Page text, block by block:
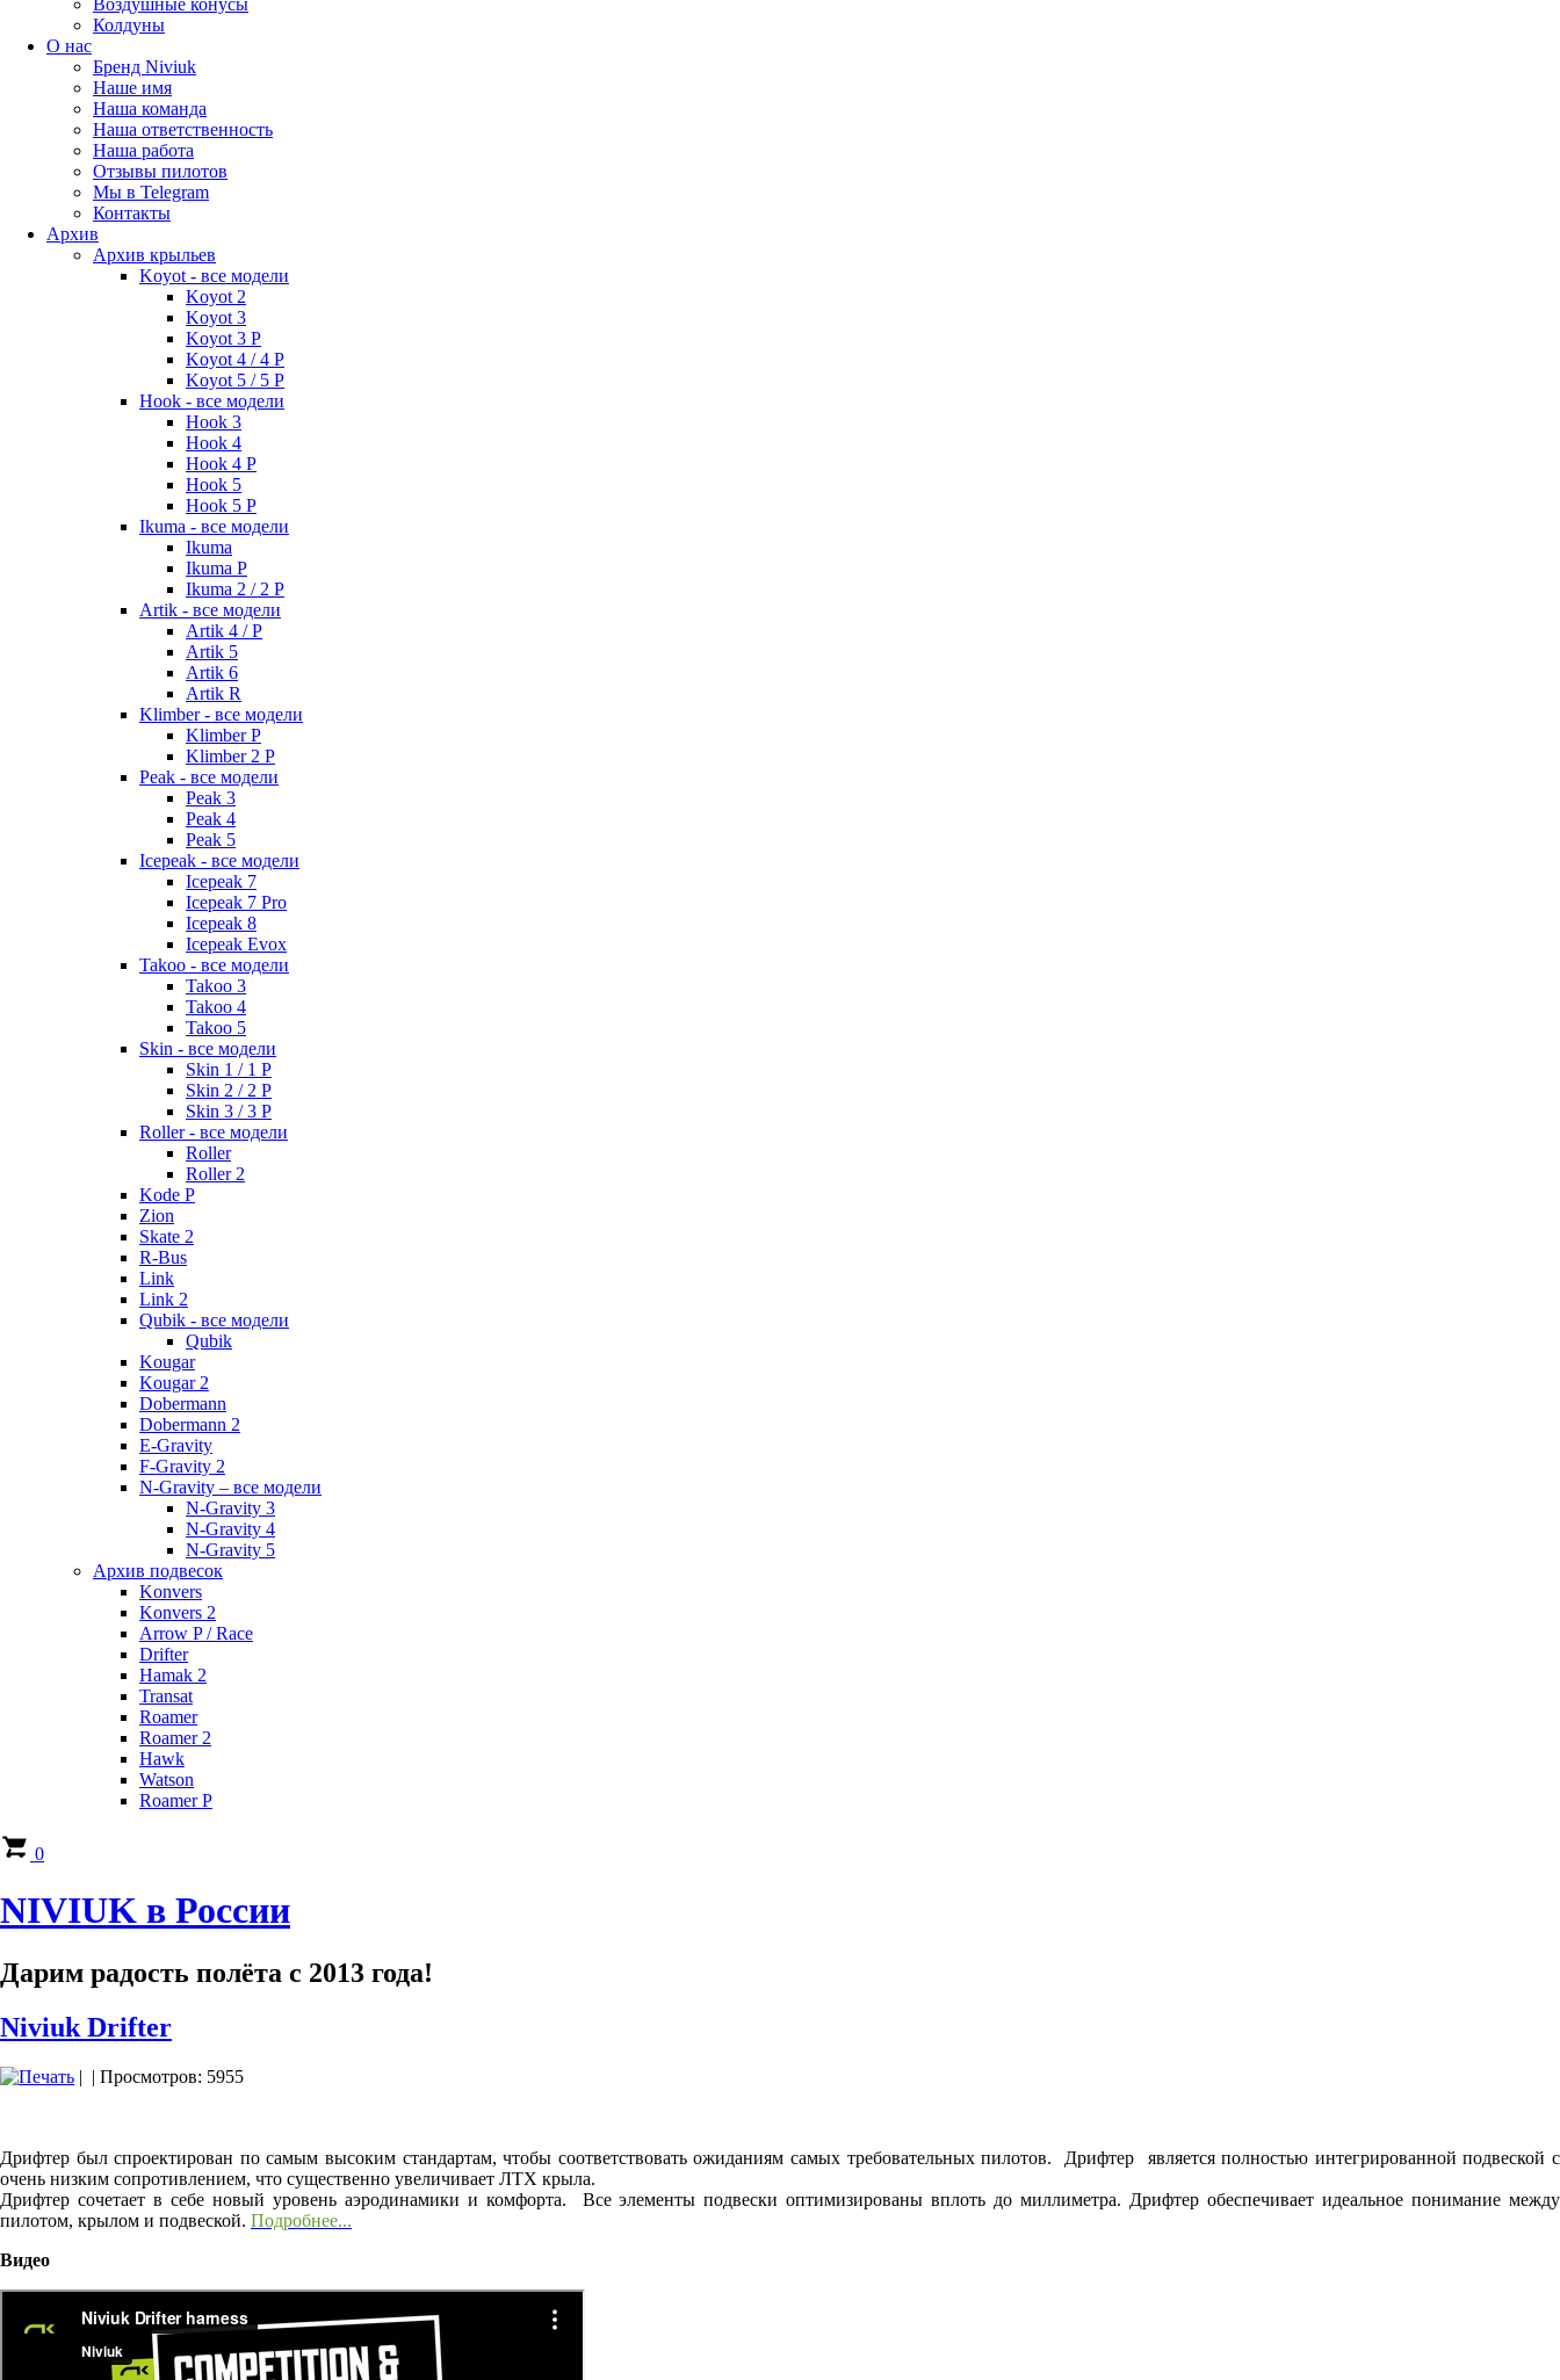
Воздушные конусы
Колдуны
О нас
Бренд Niviuk
Наше имя
Наша команда
Наша ответственность
Наша работа
Отзывы пилотов
Мы в Telegram
Контакты
Архив
Архив крыльев
Koyot - все модели
Koyot 2
Koyot 3
Koyot 3 P
Koyot 4 / 4 P
Koyot 5 / 5 P
Hook - все модели
Hook 3
Hook 4
Hook 4 P
Hook 5
Hook 5 P
Ikuma - все модели
Ikuma
Ikuma P
Ikuma 2 / 2 P
Artik - все модели
Artik 4 / P
Artik 5
Artik 6
Artik R
Klimber - все модели
Klimber P
Klimber 2 P
Peak - все модели
Peak 3
Peak 4
Peak 5
Icepeak - все модели
Icepeak 7
Icepeak 7 Pro
Icepeak 8
Icepeak Evox
Takoo - все модели
Takoo 3
Takoo 4
Takoo 5
Skin - все модели
Skin 1 / 1 P
Skin 2 / 2 P
Skin 3 / 3 P
Roller - все модели
Roller
Roller 2
Kode P
Zion
Skate 2
R-Bus
Link
Link 2
Qubik - все модели
Qubik
Kougar
Kougar 2
Dobermann
Dobermann 2
E-Gravity
F-Gravity 2
N-Gravity – все модели
N-Gravity 3
N-Gravity 4
N-Gravity 5
Архив подвесок
Konvers
Konvers 2
Arrow P / Race
Drifter
Hamak 2
Transat
Roamer
Roamer 2
Hawk
Watson
Roamer P
0
NIVIUK в России
Дарим радость полёта с 2013 года!
Niviuk Drifter
| | Просмотров: 5955
Дрифтер был спроектирован по самым высоким стандартам, чтобы соответствовать ожиданиям самых требовательных пилотов. Дрифтер является полностью интегрированной подвеской с
очень низким сопротивлением, что существенно увеличивает ЛТХ крыла.
Дрифтер сочетает в себе новый уровень аэродинамики и комфорта. Все элементы подвески оптимизированы вплоть до миллиметра. Дрифтер обеспечивает идеальное понимание между
пилотом, крылом и подвеской. Подробнее...
Видео